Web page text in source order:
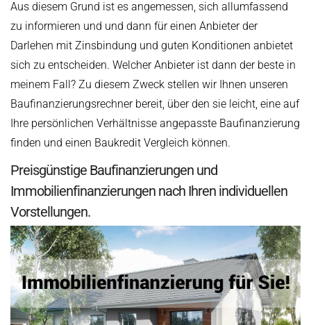
Aus diesem Grund ist es angemessen, sich allumfassend
zu informieren und und dann für einen Anbieter der
Darlehen mit Zinsbindung und guten Konditionen anbietet
sich zu entscheiden. Welcher Anbieter ist dann der beste in
meinem Fall? Zu diesem Zweck stellen wir Ihnen unseren
Baufinanzierungsrechner bereit, über den sie leicht, eine auf
Ihre persönlichen Verhältnisse angepasste Baufinanzierung
finden und einen Baukredit Vergleich können.
Preisgünstige Baufinanzierungen und
Immobilienfinanzierungen nach Ihren individuellen
Vorstellungen.